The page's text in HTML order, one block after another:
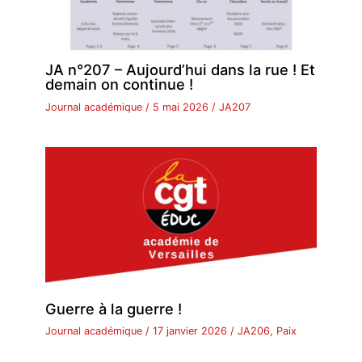
JA n°207 – Aujourd’hui dans la rue ! Et
demain on continue !
Journal académique / 5 mai 2026 /JA207
Guerre à la guerre !
Journal académique /17 janvier 2026 /JA206, Paix